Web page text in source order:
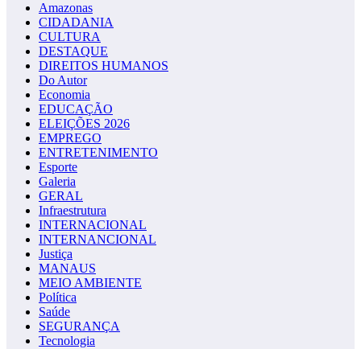
Amazonas
CIDADANIA
CULTURA
DESTAQUE
DIREITOS HUMANOS
Do Autor
Economia
EDUCAÇÃO
ELEIÇÕES 2026
EMPREGO
ENTRETENIMENTO
Esporte
Galeria
GERAL
Infraestrutura
INTERNACIONAL
INTERNANCIONAL
Justiça
MANAUS
MEIO AMBIENTE
Política
Saúde
SEGURANÇA
Tecnologia